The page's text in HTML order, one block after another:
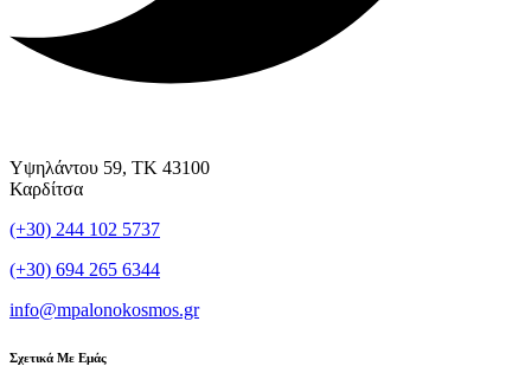
Υψηλάντου 59, ΤΚ 43100
Καρδίτσα
(+30) 244 102 5737
(+30) 694 265 6344
info@mpalonokosmos.gr
Σχετικά Με Εμάς